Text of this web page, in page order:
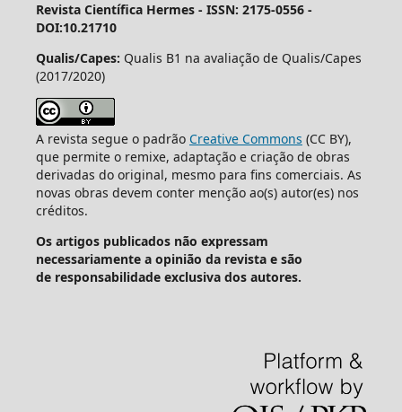
Revista Científica Hermes - ISSN: 2175-0556 -
DOI:10.21710
Qualis/Capes: Qualis B1 na avaliação de Qualis/Capes
(2017/2020)
A revista segue o padrão Creative Commons (CC BY),
que permite o remixe, adaptação e criação de obras
derivadas do original, mesmo para fins comerciais. As
novas obras devem conter menção ao(s) autor(es) nos
créditos.
Os artigos publicados não expressam
necessariamente a opinião da revista e são
de responsabilidade exclusiva dos autores.